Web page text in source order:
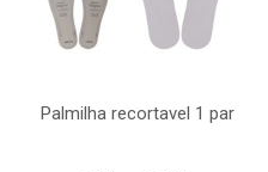
Palmilha recortavel 1 par